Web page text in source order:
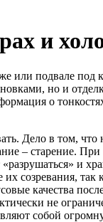
и
или подвале под
но и
о
Дело в том,
– старение. При
и
созревания, так
качества
не
собой